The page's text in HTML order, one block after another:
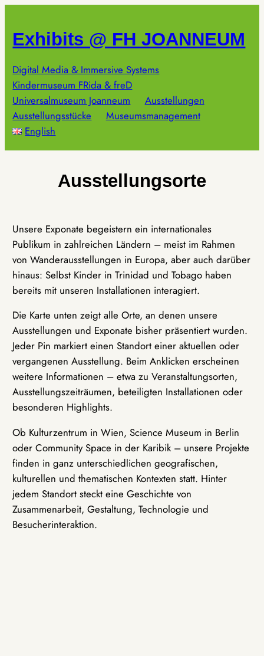
springen
Exhibits @ FH JOANNEUM
Digital Media & Immersive Systems
Kindermuseum FRida & freD
Universalmuseum Joanneum
Ausstellungen
Ausstellungsstücke
Museumsmanagement
English
Ausstellungsorte
Unsere Exponate begeistern ein internationales
Publikum in zahlreichen Ländern – meist im Rahmen
von Wanderausstellungen in Europa, aber auch darüber
hinaus: Selbst Kinder in Trinidad und Tobago haben
bereits mit unseren Installationen interagiert.
Die Karte unten zeigt alle Orte, an denen unsere
Ausstellungen und Exponate bisher präsentiert wurden.
Jeder Pin markiert einen Standort einer aktuellen oder
vergangenen Ausstellung. Beim Anklicken erscheinen
weitere Informationen – etwa zu Veranstaltungsorten,
Ausstellungszeiträumen, beteiligten Installationen oder
besonderen Highlights.
Ob Kulturzentrum in Wien, Science Museum in Berlin
oder Community Space in der Karibik – unsere Projekte
finden in ganz unterschiedlichen geografischen,
kulturellen und thematischen Kontexten statt. Hinter
jedem Standort steckt eine Geschichte von
Zusammenarbeit, Gestaltung, Technologie und
Besucherinteraktion.